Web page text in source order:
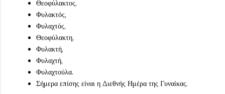
Θεοφύλακτος,
Φυλακτός,
Φυλαχτός,
Θεοφύλακτη,
Φυλακτή,
Φυλαχτή,
Φυλαχτούλα.
Σήμερα επίσης είναι η Διεθνής Ημέρα της Γυναίκας.